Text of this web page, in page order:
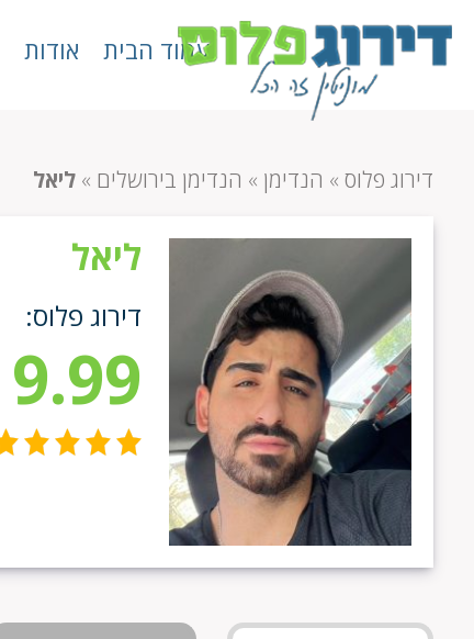
עמוד הבית אודות
דירוג פלוס » הנדימן » הנדימן בירושלים » ליאל
ליאל
דירוג פלוס:
9.99